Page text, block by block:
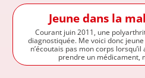
Jeune dans la
Courant juin 2011, une
diagnostiquée. Me voici donc
n’écoutais pas mon corps
prendre un médicament,